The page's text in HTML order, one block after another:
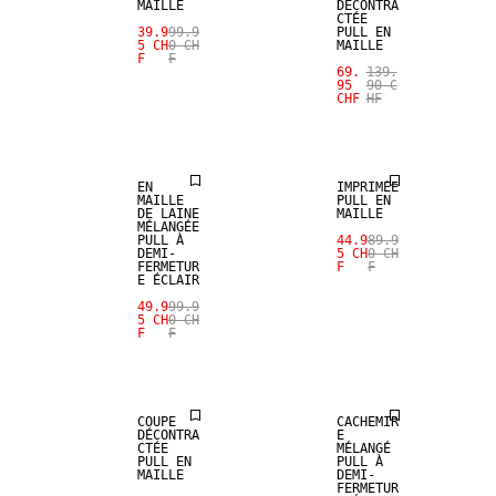
MAILLE
39.9
5 CH
F
99.9
0 CH
F
DÉCONTRA
CTÉE
PULL EN
MAILLE
69.
95
CHF
139.
90 C
HF
SALE
EN
MAILLE
DE LAINE
MÉLANGÉE
PULL À
DEMI-
FERMETUR
E ÉCLAIR
49.9
5 CH
F
99.9
0 CH
F
MÉLANGE DE
IMPRIMÉE
PULL EN
MAILLE
44.9
5 CH
F
89.9
0 CH
F
MÉLANGE DE
COUPE
DÉCONTRA
CTÉE
PULL EN
MAILLE
CACHEMIR
E
MÉLANGÉ
PULL À
DEMI-
FERMETUR